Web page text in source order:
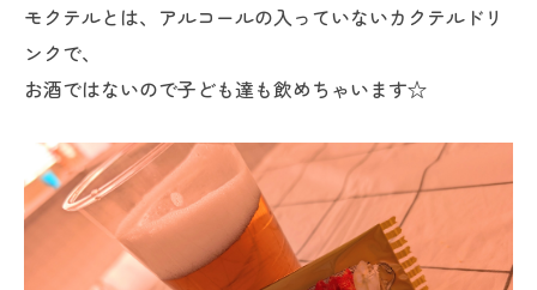
モクテルとは、アルコールの入っていないカクテルドリ
ンクで、
お酒ではないので子ども達も飲めちゃいます☆